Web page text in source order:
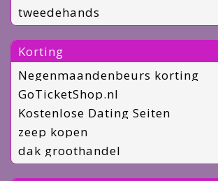
tweedehands
Korting
Negenmaandenbeurs korting
GoTicketShop.nl
Kostenlose Dating Seiten
zeep kopen
dak groothandel